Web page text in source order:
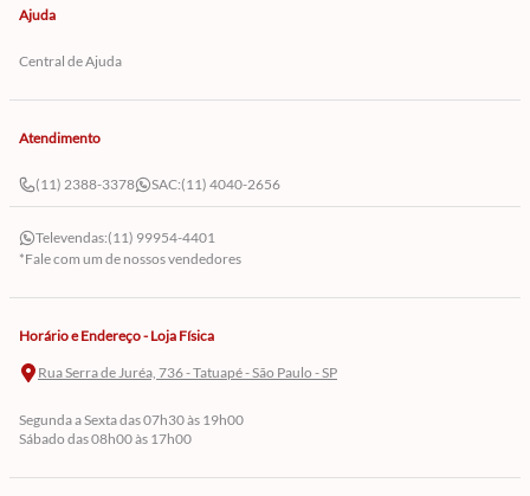
Ajuda
Central de Ajuda
Atendimento
(11) 2388-3378 SAC:(11) 4040-2656
Televendas:(11) 99954-4401
*Fale com um de nossos vendedores
Horário e Endereço - Loja Física
Rua Serra de Juréa, 736 - Tatuapé - São Paulo - SP
Segunda a Sexta das 07h30 às 19h00
Sábado das 08h00 às 17h00